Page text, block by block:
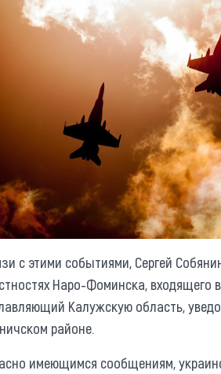
с этими событиями, Сергей
Наро-Фоминска,
Калужскую область,
районе.
имеющимся сообщениям,